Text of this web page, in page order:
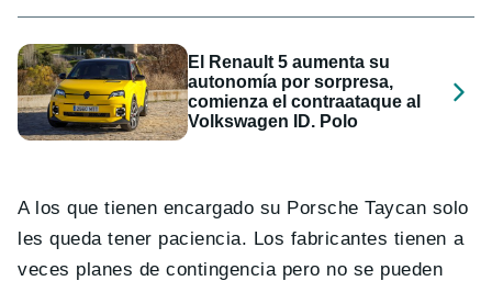
El Renault 5 aumenta su
autonomía por sorpresa,
comienza el contraataque al
Volkswagen ID. Polo
A los que tienen encargado su Porsche Taycan solo
les queda tener paciencia. Los fabricantes tienen a
veces planes de contingencia pero no se pueden